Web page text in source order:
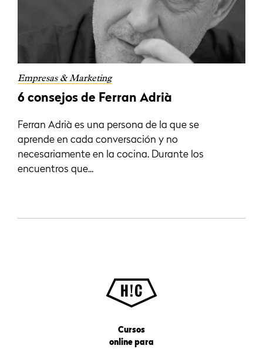
Empresas & Marketing
6 consejos de Ferran Adrià
Ferran Adrià es una persona de la que se
aprende en cada conversación y no
necesariamente en la cocina. Durante los
encuentros que...
Cursos
online para